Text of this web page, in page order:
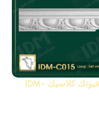
كرانيش فيوتك كلاسيك IDM-